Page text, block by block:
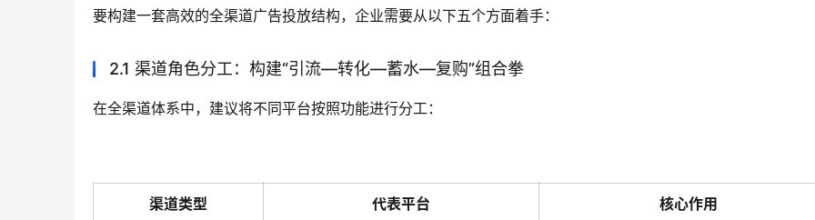
要构建一套高效的全渠道广告投放结构，企业需要从以下五个方面着手：
2.1 渠道角色分工：构建“引流—转化—蓄水—复购”组合拳
在全渠道体系中，建议将不同平台按照功能进行分工：
渠道类型 代表平台 核心作用